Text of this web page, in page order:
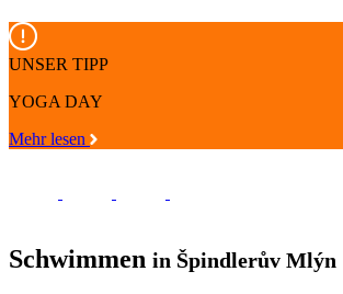
UNSER TIPP
YOGA DAY
Mehr lesen
Schwimmen in Špindlerův Mlýn